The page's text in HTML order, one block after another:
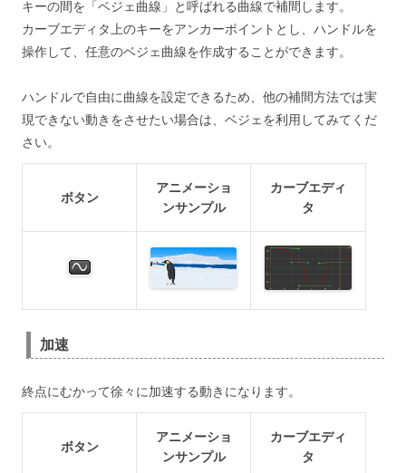
キーの間を「ベジェ曲線」と呼ばれる曲線で補間します。
カーブエディタ上のキーをアンカーポイントとし、ハンドルを
操作して、任意のベジェ曲線を作成することができます。
ハンドルで自由に曲線を設定できるため、他の補間方法では実
現できない動きをさせたい場合は、ベジェを利用してみてくだ
さい。
ボタン
アニメーショ
ンサンプル
カーブエディ
タ
加速
終点にむかって徐々に加速する動きになります。
ボタン
アニメーショ
ンサンプル
カーブエディ
タ